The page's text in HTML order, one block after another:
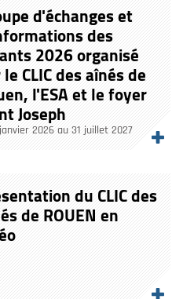
d'échanges et
des
2026 organisé
CLIC des aînés de
l'ESA et le foyer
Joseph
2026 au 31 juillet 2027
du CLIC des
de ROUEN en